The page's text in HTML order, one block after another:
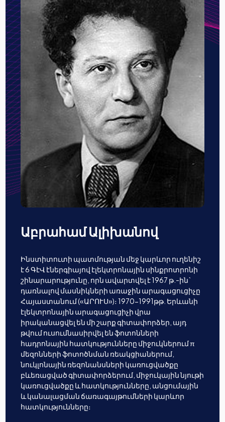
Աբրահամ Ալիխանով
Ինստիտուտի պատմության մեջ կարևոր ուղենիշ
է 6 ԳէՎ էներգիայով էլեկտրոնային սինքրոտրոնի
շինարարությունը, որն ավարտվել է 1967 թ.-ին`
դառնալով մասնիկների առաջին արագացուցիչը
Հայաստանում («ԱՐՈՒՍ»)։ 1970-1991թթ. Երևանի
էլեկտրոնային արագացուցիչի վրա
իրականացվել են մի շարք գիտափորձեր, այդ
թվում ուսումնասիրվել են ֆոտոնների
հադրոնային հատկությունները միջուկներում π
մեզոնների ֆոտոծնման ռեակցիաներում,
նուկլոնային ռեզոնանսների կառուցվածքը
բևեռացված գիտափորձերում, միջուկային նյութի
կառուցվածքը և հատկությունները, անցումային
և կանալացման ճառագայթումների կարևոր
հատկությունները։